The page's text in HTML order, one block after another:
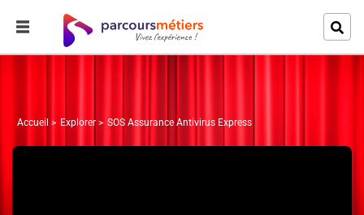
Accueil Explorer SOS Assurance Antivirus Express